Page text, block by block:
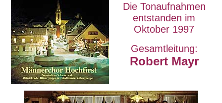
Die Tonaufnahmen
entstanden im
Oktober 1997
Gesamtleitung:
Robert Mayr